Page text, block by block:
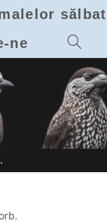
ne Toggle
website
search